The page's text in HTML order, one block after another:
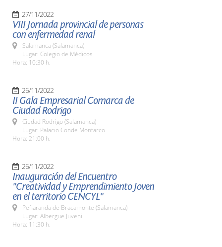
27/11/2022
VIII Jornada provincial de personas
con enfermedad renal
Salamanca (Salamanca)
Lugar: Colegio de Médicos
Hora: 10:30 h.
26/11/2022
II Gala Empresarial Comarca de
Ciudad Rodrigo
Ciudad Rodrigo (Salamanca)
Lugar: Palacio Conde Montarco
Hora: 21:00 h.
26/11/2022
Inauguración del Encuentro
"Creatividad y Emprendimiento Joven
en el territorio CENCYL"
Peñaranda de Bracamonte (Salamanca)
Lugar: Albergue Juvenil
Hora: 11:30 h.